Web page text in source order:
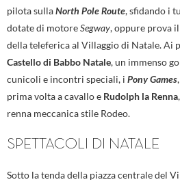
pilota sullaNorth Pole Route, sfidando i
dotate di motoreSegway, oppure prova il
della teleferica al Villaggio di Natale. Ai
Castello di Babbo Natale, un immenso
cunicoli e incontri speciali, i Pony Games
prima volta a cavallo e Rudolph la Renna
renna meccanica stile Rodeo.
SPETTACOLI DI NATALE
Sotto la tenda della piazza centrale del